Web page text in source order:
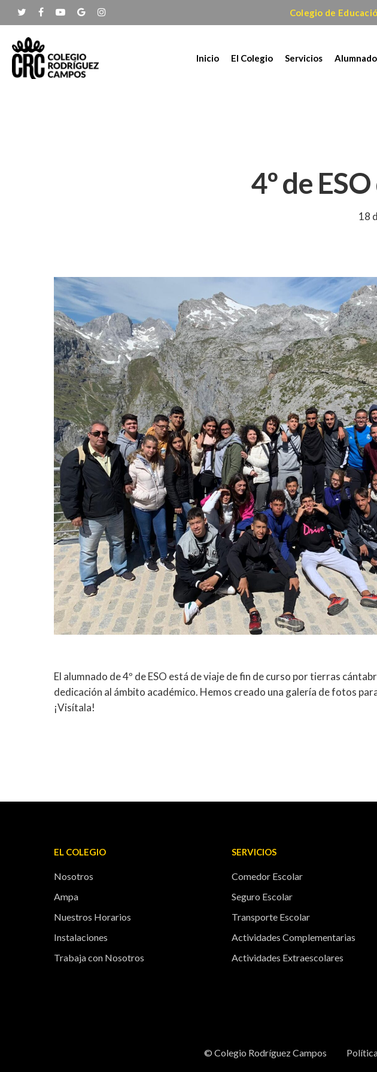
Colegio de
Inicio El Colegio Servicios Alumnado
4º de
18
El alumnado de 4º de ESO está de viaje de fin de curso por tierras
dedicación al ámbito académico. Hemos creado una galería de fotos
¡Visítala!
EL COLEGIO
Nosotros
Ampa
Nuestros Horarios
Instalaciones
Trabaja con Nosotros
SERVICIOS
Comedor Escolar
Seguro Escolar
Transporte Escolar
Actividades Complementarias
Actividades Extraescolares
© Colegio Rodríguez Campos